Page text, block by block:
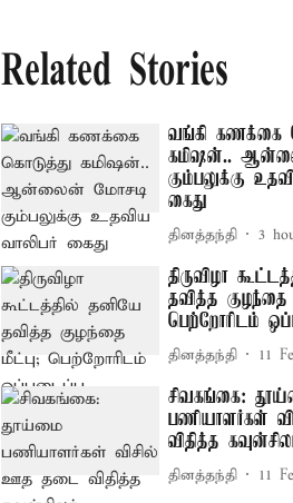
Related Stories
வங்கி கணக்கை
கமிஷன்..
கும்பலுக்கு
கைது
தினத்தந்தி 3
திருவிழா
தவித்த குழந்தை
பெற்றோரிடம்
தினத்தந்தி 11
சிவகங்கை:
பணியாளர்கள்
விதித்த
தினத்தந்தி 11